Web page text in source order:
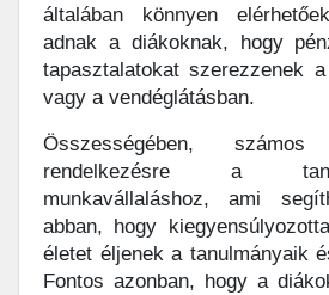
általában könnyen
adnak a diákoknak, hogy
tapasztalatokat szerezzenek
vagy a vendéglátásban.
Összességében,
rendelkezésre a
munkavállaláshoz, ami
abban, hogy
életet éljenek a tanulmányaik
Fontos azonban, hogy a